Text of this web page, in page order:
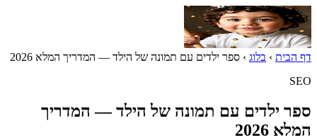
דף הבית › בלוג › ספר ילדים עם תמונה של הילד — המדריך המלא 2026
SEO
ספר ילדים עם תמונה של הילד — המדריך
המלא 2026